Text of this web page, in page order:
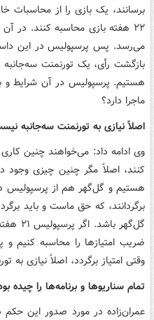
برسانند، یک بازی را از محاسبات
۲۲ هفته بازی محاسبه کنند.
می‌رسد. پس پرسپولیس در این
بازگشت رأی، یک تورنمنت سه‌جانبه
ماجرا دارد؟
اصلاً نیازی به تورنمنت سه‌جانبه
وی ادامه داد: می‌خواهند چنین کاری
کنند، اصلاً مگر چنین چیزی وجود
هستیم و گل‌گهر هم از پرسپولیس دو
برگردانند، که حق ماست و باید
ضریب امتیازها را محاسبه کنیم
وقتی امتیاز برگردد، اصلاً نیازی به
تمام سناریوها و برنامه‌ها را چیده‌
عمران‌زاده در مورد صدور این